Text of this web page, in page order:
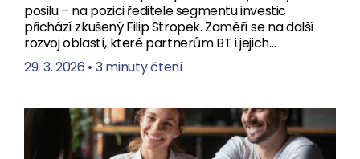
posilu – na pozici ředitele segmentu investic
přichází zkušený Filip Stropek. Zaměří se na další
rozvoj oblastí, které partnerům BT i jejich…
29. 3. 2026 • 3 minuty čtení